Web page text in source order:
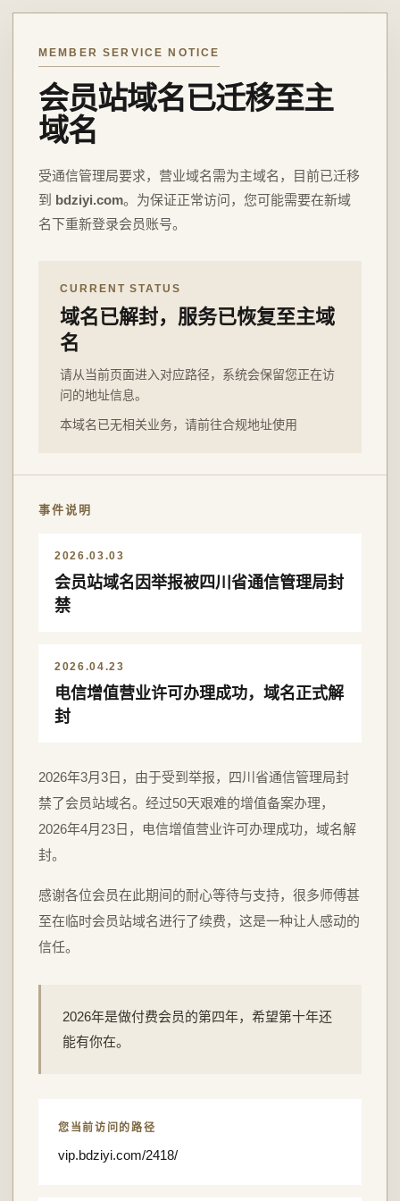
MEMBER SERVICE NOTICE
会员站域名已迁移至主
域名
受通信管理局要求，营业域名需为主域名，目前已迁移
到 bdziyi.com。为保证正常访问，您可能需要在新域
名下重新登录会员账号。
CURRENT STATUS
域名已解封，服务已恢复至主域
名
请从当前页面进入对应路径，系统会保留您正在访
问的地址信息。
本域名已无相关业务，请前往合规地址使用
事件说明
2026.03.03
会员站域名因举报被四川省通信管理局封
禁
2026.04.23
电信增值营业许可办理成功，域名正式解
封
2026年3月3日，由于受到举报，四川省通信管理局封
禁了会员站域名。经过50天艰难的增值备案办理，
2026年4月23日，电信增值营业许可办理成功，域名解
封。
感谢各位会员在此期间的耐心等待与支持，很多师傅甚
至在临时会员站域名进行了续费，这是一种让人感动的
信任。
2026年是做付费会员的第四年，希望第十年还
能有你在。
您当前访问的路径
vip.bdziyi.com/2418/